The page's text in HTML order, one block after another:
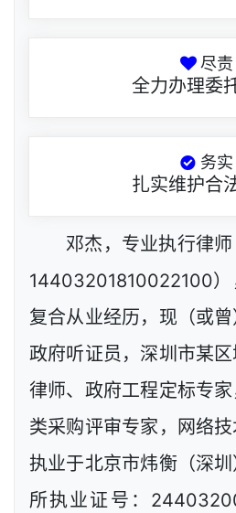
尽责
全力办理委
务实
扎实维护合
邓杰，专业执行律师
14403201810022100）
复合从业经历，现（或
政府听证员，深圳市某
律师、政府工程定标专
类采购评审专家，网络
执业于北京市炜衡（深
所执业证号：